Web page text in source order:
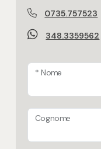
0735.757523
348.3359562
* Nome
Cognome